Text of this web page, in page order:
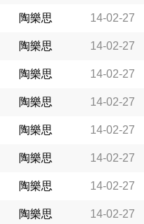
陶樂思 14-02-27
陶樂思 14-02-27
陶樂思 14-02-27
陶樂思 14-02-27
陶樂思 14-02-27
陶樂思 14-02-27
陶樂思 14-02-27
陶樂思 14-02-27